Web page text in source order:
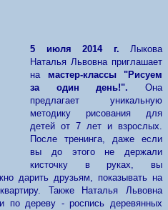
5 июля 2014 г. Лыкова
Наталья Львовна приглашает
на мастер-классы"Рисуем
за один день!". Она
предлагает
уникальную
методику рисования для
детей от 7 лет и взрослых.
После тренинга, даже если
вы до этого не держали
кисточку в руках, вы
дарить друзьям, показывать на
Также Наталья Львовна
по дереву - роспись деревянных